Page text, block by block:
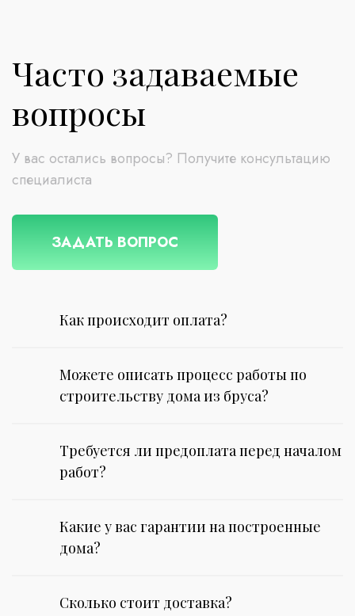
Часто задаваемые
вопросы
У вас остались вопросы? Получите консультацию
специалиста
ЗАДАТЬ ВОПРОС
Как происходит оплата?
Можете описать процесс работы по
строительству дома из бруса?
Требуется ли предоплата перед началом
работ?
Какие у вас гарантии на построенные
дома?
Сколько стоит доставка?